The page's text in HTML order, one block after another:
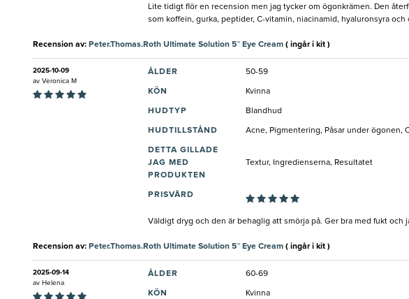
Lite tidigt flör en recension men jag tycker om ögonkrämen. Den
som koffein, gurka, peptider, C-vitamin, niacinamid, hyaluronsyra
Recension av: Peter.Thomas.Roth Ultimate Solution 5™ Eye Cream ( ingår i kit )
2025-10-09
av Veronica M
ÅLDER 50-59
KÖN Kvinna
HUDTYP Blandhud
HUDTILLSTÅND Acne, Pigmentering, Påsar under ögonen,
DETTA GILLADE
JAG MED
PRODUKTEN
Textur, Ingredienserna, Resultatet
PRISVÄRD
Väldigt dryg och den är behaglig att smörja på. Ger bra med fukt
Recension av: Peter.Thomas.Roth Ultimate Solution 5™ Eye Cream ( ingår i kit )
2025-09-14
av Helena
ÅLDER 60-69
KÖN Kvinna